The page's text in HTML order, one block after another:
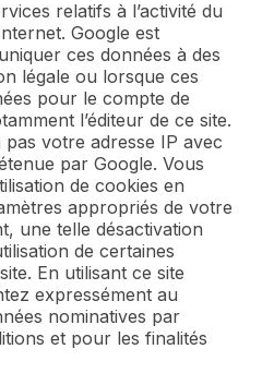
relatifs à l’activité du
Google est
ces données à des
légale ou lorsque ces
pour le compte de
l’éditeur de ce site.
votre adresse IP avec
par Google. Vous
de cookies en
appropriés de votre
une telle désactivation
de certaines
En utilisant ce site
expressément au
nominatives par
et pour les finalités